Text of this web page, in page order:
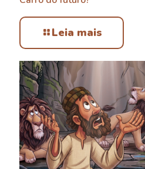
Leia mais